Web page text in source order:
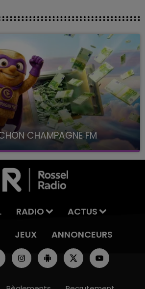
CHAMPAGNE FM
FM, à 8H10
RADIO
ACTUS
JEUX ANNONCEURS